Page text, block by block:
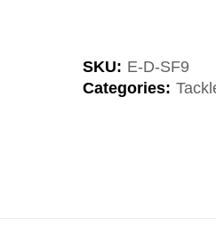
SKU: E-D-SF9
Categories: